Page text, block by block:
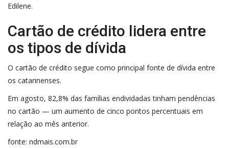
Edilene.
Cartão de crédito lidera entre
os tipos de dívida
O cartão de crédito segue como principal fonte de dívida entre
os catarinenses.
Em agosto, 82,8% das famílias endividadas tinham pendências
no cartão — um aumento de cinco pontos percentuais em
relação ao mês anterior.
fonte: ndmais.com.br